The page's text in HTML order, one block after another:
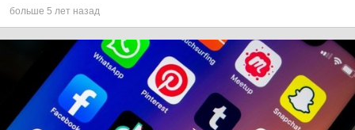
больше 5 лет назад